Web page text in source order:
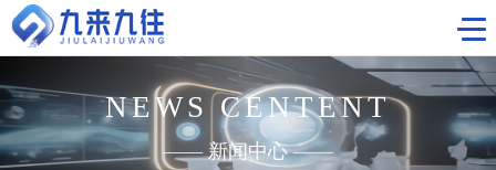
首页
NEWS CENTENT
—— 新闻中心 ——